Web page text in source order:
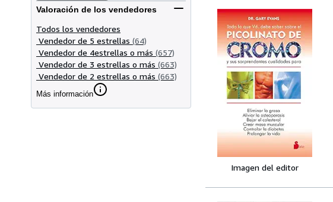
Valoración de los vendedores
Todos los vendedores
Vendedor de 5 estrellas (64)
Vendedor de 4estrellas o más (657)
Vendedor de 3 estrellas o más (663)
Vendedor de 2 estrellas o más (663)
Más información
Imagen del editor